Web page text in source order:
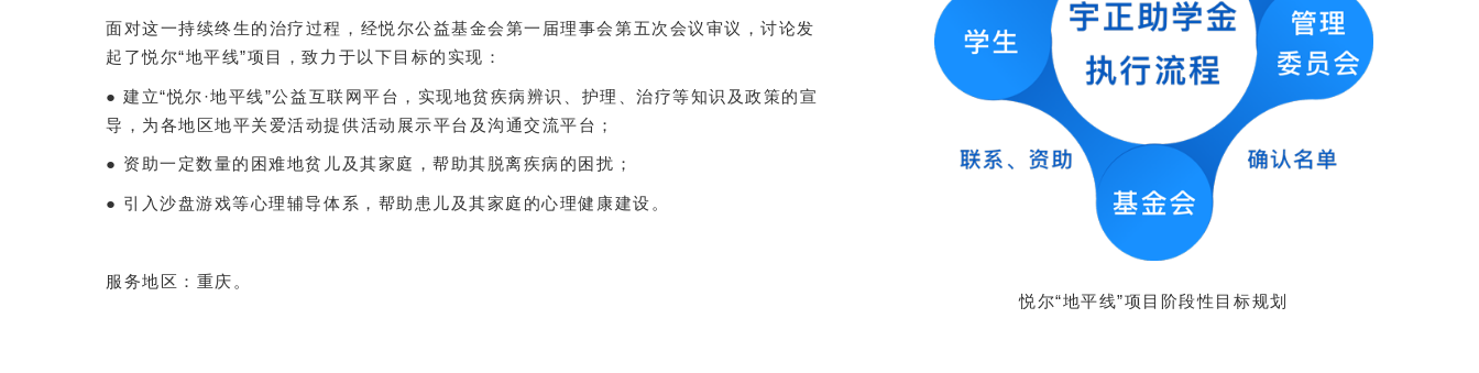
面对这一持续终生的治疗过程，经悦尔公益基金会第一届理事会第五次会议审议，讨论发
起了悦尔“地平线”项目，致力于以下目标的实现：
● 建立“悦尔·地平线”公益互联网平台，实现地贫疾病辨识、护理、治疗等知识及政策的宣
导，为各地区地平关爱活动提供活动展示平台及沟通交流平台；
● 资助一定数量的困难地贫儿及其家庭，帮助其脱离疾病的困扰；
● 引入沙盘游戏等心理辅导体系，帮助患儿及其家庭的心理健康建设。
服务地区：重庆。
悦尔“地平线”项目阶段性目标规划